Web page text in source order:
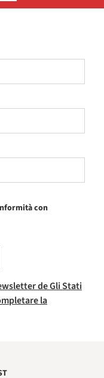
con
de Gli Stati
la